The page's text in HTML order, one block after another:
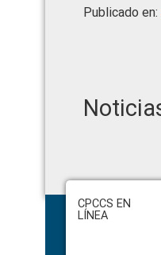
Publicado en:
Footer
CPCCS EN
LÍNEA